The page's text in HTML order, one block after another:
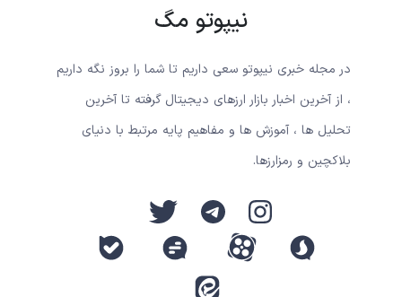
نیپوتو مگ
در مجله خبری نیپوتو سعی داریم تا شما را بروز نگه داریم
، از آخرین اخبار بازار ارزهای دیجیتال گرفته تا آخرین
تحلیل ها ، آموزش ها و مفاهیم پایه مرتبط با دنیای
بلاکچین و رمزارزها.